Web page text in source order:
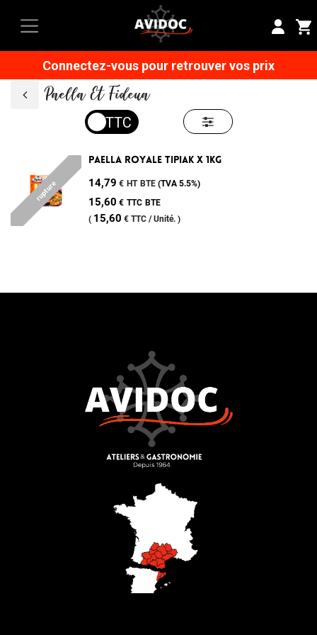
Connectez-vous pour retrouver vos prix
Paella Et Fideua
rupture
Paella Royale Tipiak X 1kg
14,79 € HT BTE (TVA 5.5%)
15,60 € TTC BTE
( 15,60 € TTC /Unité. )